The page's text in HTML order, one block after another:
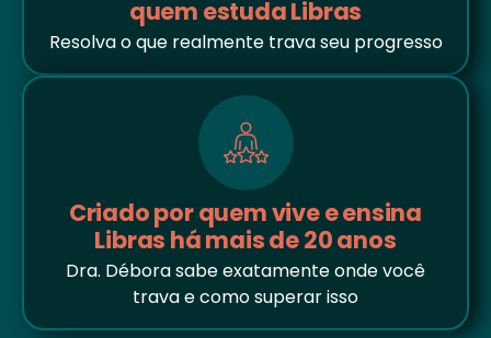
quem estuda Libras
Resolva o que realmente trava seu progresso
Criado por quem vive e ensina
Libras há mais de 20 anos
Dra. Débora sabe exatamente onde você
trava e como superar isso